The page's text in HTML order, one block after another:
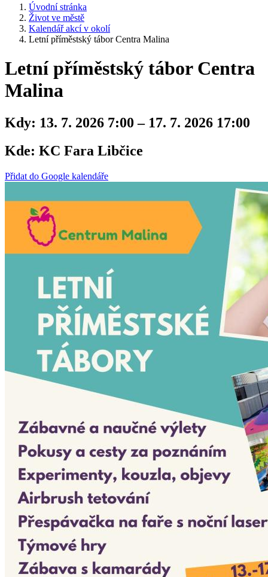
Úvodní stránka
Život ve městě
Kalendář akcí v okolí
Letní příměstský tábor Centra Malina
Letní příměstský tábor Centra
Malina
Kdy: 13. 7. 2026 7:00 – 17. 7. 2026 17:00
Kde: KC Fara Libčice
Přidat do Google kalendáře